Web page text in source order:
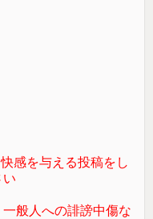
感を与える投稿をし
い
般人への誹謗中傷な